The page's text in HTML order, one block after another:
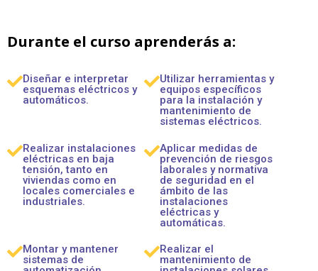
Durante el curso aprenderás a:
Diseñar e interpretar
esquemas eléctricos y
automáticos.
Utilizar herramientas y
equipos específicos
para la instalación y
mantenimiento de
sistemas eléctricos.
Realizar instalaciones
eléctricas en baja
tensión, tanto en
viviendas como en
locales comerciales e
industriales.
Aplicar medidas de
prevención de riesgos
laborales y normativa
de seguridad en el
ámbito de las
instalaciones
eléctricas y
automáticas.
Montar y mantener
sistemas de
Realizar el
mantenimiento de